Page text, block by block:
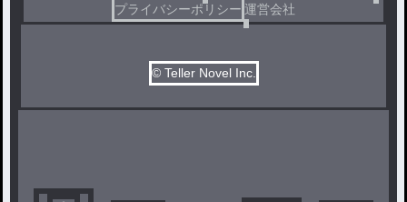
プライバシーポリシー 運営会社
© Teller Novel Inc.